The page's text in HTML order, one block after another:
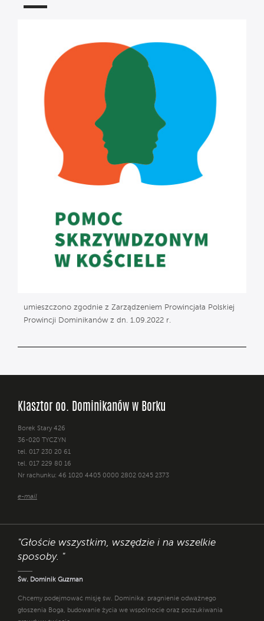
umieszczono zgodnie z Zarządzeniem Prowincjała Polskiej
Prowincji Dominikanów z dn. 1.09.2022 r.
Klasztor oo. Dominikanów w Borku
Borek Stary 426
36-020 TYCZYN
tel. 017 230 20 61
tel. 017 229 80 16
Nr rachunku: 46 1020 4405 0000 2802 0245 2373
e-mail
"Głoście wszystkim, wszędzie i na wszelkie
sposoby. "
Św. Dominik Guzman
Chcemy podejmować misję św. Dominika: pragnienie odważnego
głoszenia Boga, budowanie życia we wspólnocie oraz poszukiwania